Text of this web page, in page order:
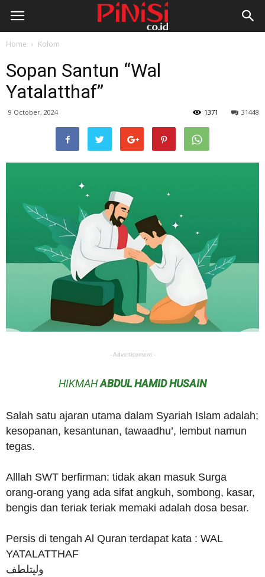
Home Kolom
Sopan Santun “Wal
Yatalatthaf”
9 October, 2024 31448
1371
- Advertisement -
HIKMAHABDUL HAMID HUSAIN
Salah satu ajaran utama dalam Syariah Islam adalah;
kesopanan, kesantunan, tawaadhu’, lembut namun
tegas.
Alllah SWT berfirman: tidak akan masuk Surga
orang-orang yang ada sifat angkuh, sombong, kasar,
bengis dan teriak teriak memaki adalah dosa besar.
Persis di tengah Al Quran terdapat kata : WAL
YATALATTHAF
وليتلطف